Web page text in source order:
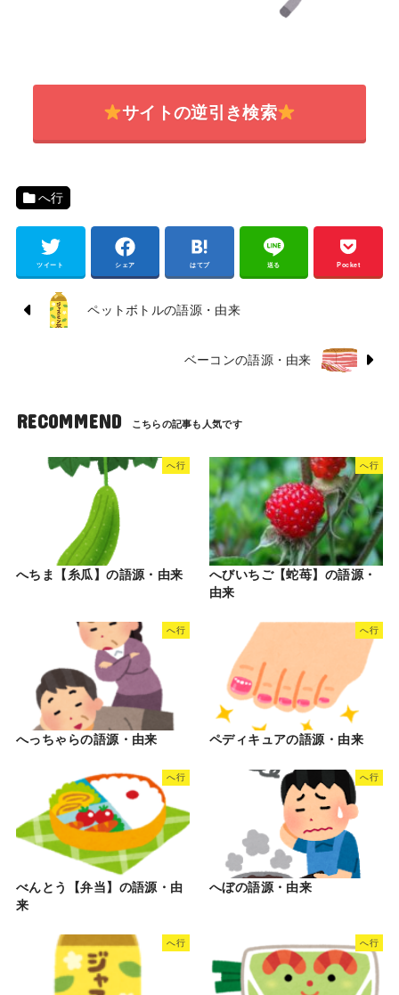
サイトの逆引き検索
へ行
ツイート シェア はてブ 送る Pocket
ペットボトルの語源・由来
ベーコンの語源・由来
RECOMMEND
へ行
へちま【糸瓜】の語源・由来
へ行
へびいちご【蛇苺】の語源・
由来
へ行
へっちゃらの語源・由来
へ行
ペディキュアの語源・由来
へ行
べんとう【弁当】の語源・由
来
へ行
へぼの語源・由来
へ行 へ行